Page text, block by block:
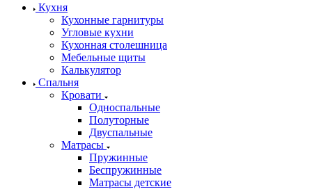
Кухня
Кухонные гарнитуры
Угловые кухни
Кухонная столешница
Мебельные щиты
Калькулятор
Спальня
Кровати
Односпальные
Полуторные
Двуспальные
Матрасы
Пружинные
Беспружинные
Матрасы детские